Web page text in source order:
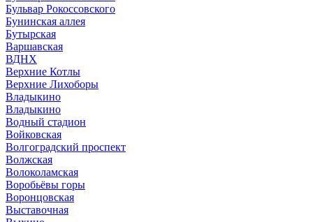
Бульвар Рокоссовского
Бунинская аллея
Бутырская
Варшавская
ВДНХ
Верхние Котлы
Верхние Лихоборы
Владыкино
Владыкино
Водный стадион
Войковская
Волгоградский проспект
Волжская
Волоколамская
Воробьёвы горы
Воронцовская
Выставочная